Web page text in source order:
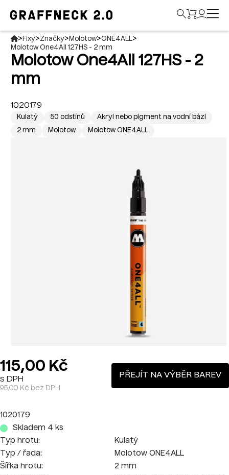
>Fixy>Značky>Molotow>ONE4ALL>
Molotow One4All 127HS - 2 mm
Molotow One4All 127HS - 2
mm
1020179
Kulatý 50 odstínů
Akryl nebo pigment na vodní bázi
2 mm
Molotow Molotow ONE4ALL
115,00 Kč
s DPH
95,00 Kč bez DPH
PŘEJÍT NA VÝBĚR BAREV
1020179
Skladem 4 ks
Typ hrotu:
Kulatý
Typ / řada:
Molotow ONE4ALL
Šířka hrotu:
2 mm